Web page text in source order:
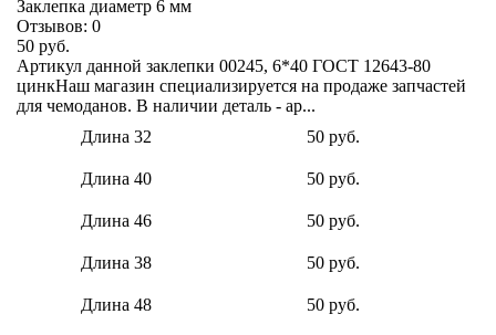
Заклепка диаметр 6 мм
Отзывов: 0
50 руб.
Артикул данной заклепки 00245, 6*40 ГОСТ 12643-80
цинкНаш магазин специализируется на продаже запчастей
для чемоданов. В наличии деталь - ар...
Длина 32
50 руб.
Длина 40 50 руб.
Длина 46 50 руб.
Длина 38 50 руб.
Длина 48 50 руб.